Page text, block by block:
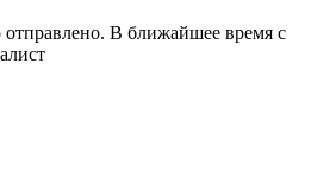
В ближайшее время с